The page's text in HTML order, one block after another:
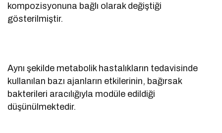
kompozisyonuna bağlı olarak değiştiği
gösterilmiştir.
Aynı şekilde metabolik hastalıkların tedavisinde
kullanılan bazı ajanların etkilerinin, bağırsak
bakterileri aracılığıyla modüle edildiği
düşünülmektedir.